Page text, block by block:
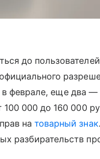
до
феврале, еще два
100 000 до 160 000
на товарный знак
разбирательств